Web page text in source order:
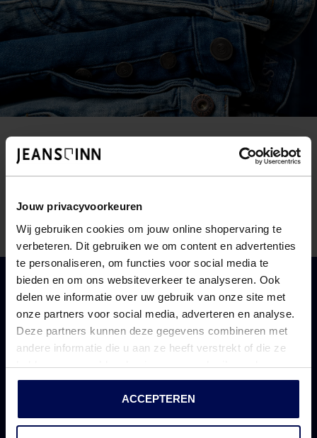
Jouw privacyvoorkeuren
Wij gebruiken cookies om jouw online shopervaring te
verbeteren. Dit gebruiken we om content en advertenties
te personaliseren, om functies voor social media te
bieden en om ons websiteverkeer te analyseren. Ook
delen we informatie over uw gebruik van onze site met
onze partners voor social media, adverteren en analyse.
Deze partners kunnen deze gegevens combineren met
andere informatie die u aan ze heeft verstrekt of die ze
hebben verzameld op basis van uw gebruik van hun
services.
ACCEPTEREN
NIEUWSBRIEF
deals en leuke verrassingen
CONTACT
Onze klantenservice is bereikbaar op werkdagen van
08.30 tot 17.00 uur.
0118 473 250
webshop@jeansinn.nl